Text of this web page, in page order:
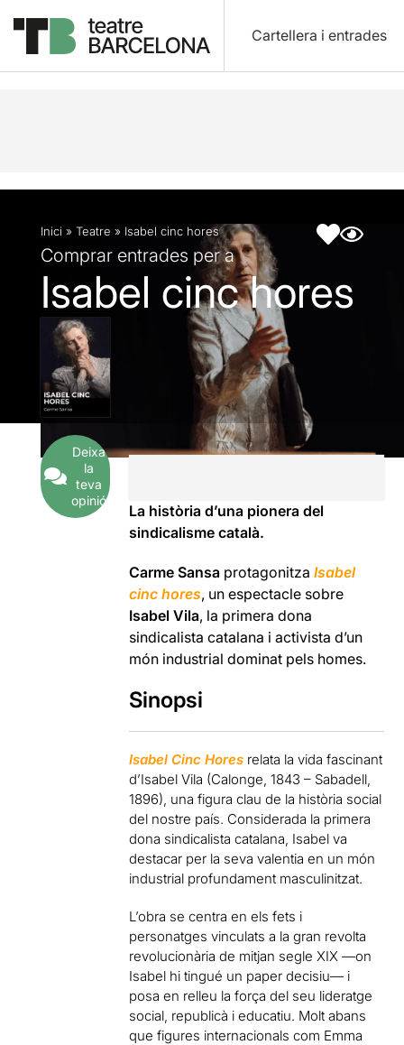
Cartellera i entrades
Descripció Fitxa artística Fotos i vídeos
Inici » Teatre » Isabel cinc hores
Comprar entrades per a
Isabel cinc hores
Deixa
la
teva
opinió
La història d’una pionera del
sindicalisme català.
Carme Sansa protagonitzaIsabel
cinc hores, un espectacle sobre
Isabel Vila, la primera dona
sindicalista catalana i activista d’un
món industrial dominat pels homes.
Sinopsi
Isabel Cinc Hores relata la vida fascinant
d’Isabel Vila (Calonge, 1843 – Sabadell,
1896), una figura clau de la història social
del nostre país. Considerada la primera
dona sindicalista catalana, Isabel va
destacar per la seva valentia en un món
industrial profundament masculinitzat.
L’obra se centra en els fets i
personatges vinculats a la gran revolta
revolucionària de mitjan segle XIX —on
Isabel hi tingué un paper decisiu— i
posa en relleu la força del seu lideratge
social, republicà i educatiu. Molt abans
que figures internacionals com Emma